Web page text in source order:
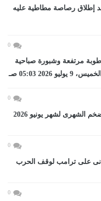
إطلاق رصاصة مطاطية عليه
0
9 يوليو 2026.. رطوبة مرتفعة وشبورة صباحية
05:03 صـ
0
0
على ترامب لوقف الحرب
0